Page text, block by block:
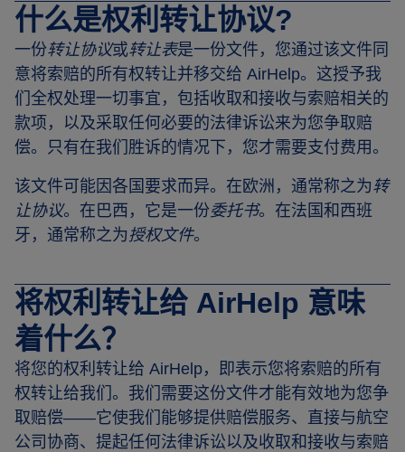
什么是权利转让协议?
一份转让协议或转让表是一份文件，您通过该文件同
意将索赔的所有权转让并移交给 AirHelp。这授予我
们全权处理一切事宜，包括收取和接收与索赔相关的
款项，以及采取任何必要的法律诉讼来为您争取赔
偿。只有在我们胜诉的情况下，您才需要支付费用。
该文件可能因各国要求而异。在欧洲，通常称之为转
让协议。在巴西，它是一份委托书。在法国和西班
牙，通常称之为授权文件。
将权利转让给 AirHelp 意味
着什么？
将您的权利转让给 AirHelp，即表示您将索赔的所有
权转让给我们。我们需要这份文件才能有效地为您争
取赔偿——它使我们能够提供赔偿服务、直接与航空
公司协商、提起任何法律诉讼以及收取和接收与索赔